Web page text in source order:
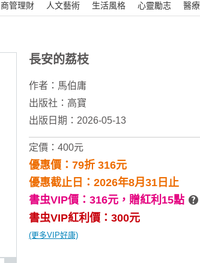
商管理財 人文藝術 生活風格 心靈勵志 醫
長安的荔枝
作者： 馬伯庸
出版社： 高寶
出版日期：2026-05-13
定價：400元
優惠價：79折 316元
優惠截止日：2026年8月31日止
書虫VIP價：316元， 贈紅利15點
書虫VIP紅利價：300元
(更多VIP好康)